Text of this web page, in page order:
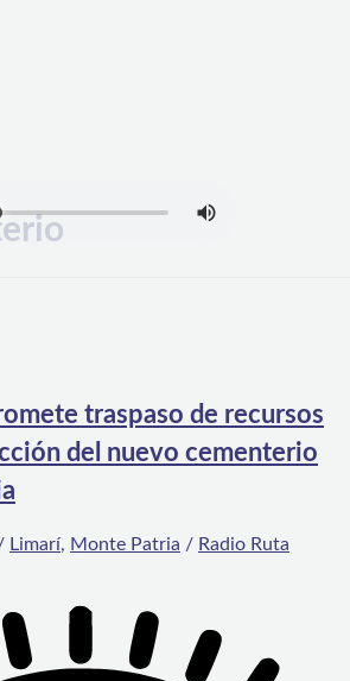
traspaso de recursos
del nuevo cementerio
Limarí, Monte Patria / Radio Ruta